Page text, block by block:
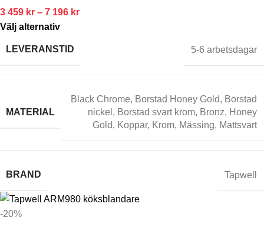
3 459 kr – 7 196 kr
Välj alternativ
LEVERANSTID 5-6 arbetsdagar
MATERIAL
Black Chrome, Borstad Honey Gold, Borstad
nickel , Borstad svart krom, Bronz, Honey
Gold, Koppar, Krom, Mässing, Mattsvart
BRAND Tapwell
-20%